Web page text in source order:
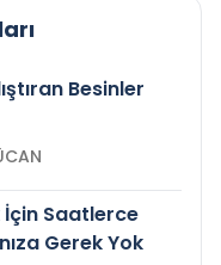
Besinler
Saatlerce
Gerek Yok